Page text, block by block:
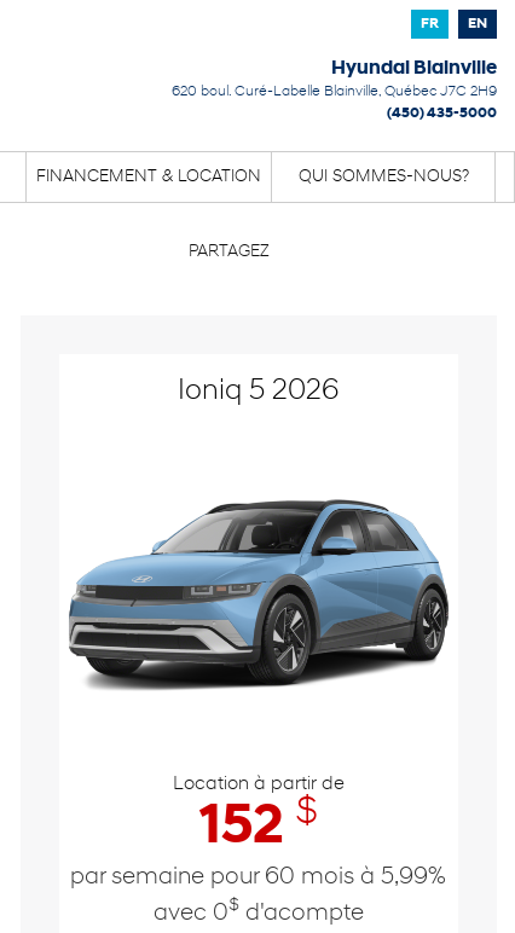
FR EN
Hyundai Blainville
620 boul. Curé-Labelle Blainville, Québec J7C 2H9
(450) 435-5000
FINANCEMENT & LOCATION QUI SOMMES-NOUS?
PARTAGEZ
Ioniq 5 2026
Location à partir de
152 $
par semaine pour 60 mois à 5,99%
avec 0$d'acompte